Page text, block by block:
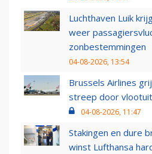
Luchthaven Luik
weer
zonbestemmingen
04-08-2026, 13:54
Brussels Airlines
streep door
04-08-2026, 11:47
Stakingen en dure
winst Lufthansa